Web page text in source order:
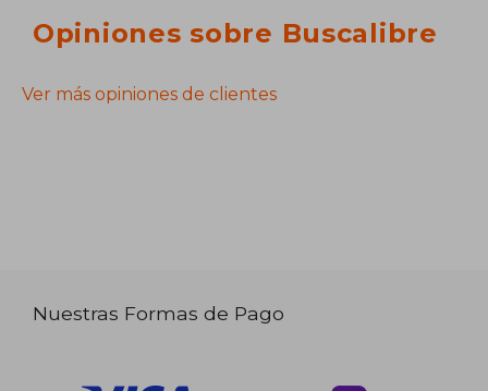
Opiniones sobre Buscalibre
Ver más opiniones de clientes
Nuestras Formas de Pago